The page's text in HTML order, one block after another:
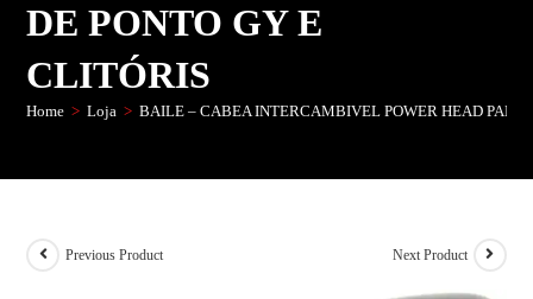
DE PONTO GY E
CLITÓRIS
Home > Loja > BAILE – CABEA INTERCAMBIVEL POWER HEAD PARA
Previous Product Next Product